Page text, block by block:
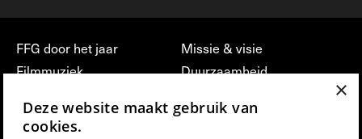
FFG door het jaar
Filmmuziek
Press & Industry
Missie & visie
Duurzaamheid
vrijwilligerswerk bij FFG
×
Deze website maakt gebruik van
cookies.